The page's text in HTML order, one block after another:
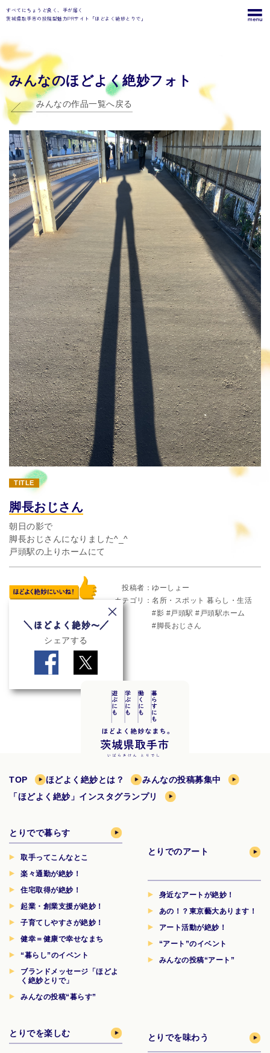
すべてにちょうど良く、手が届く
茨城県取手市の投稿型魅力PRサイト「ほどよく絶妙とりで」
みんなのほどよく絶妙フォト
みんなの作品一覧へ戻る
TITLE
脚長おじさん
朝日の影で
脚長おじさんになりました^_^
戸頭駅の上りホームにて
シェアする
投稿者
ゆーしょー
カテゴリ
名所・スポット 暮らし・生活
影
戸頭駅
戸頭駅ホーム
脚長おじさん
TOP ほどよく絶妙とは？
みんなの投稿募集中
「ほどよく絶妙」インスタグランプリ
とりでで暮らす
取手ってこんなとこ
楽々通勤が絶妙！
住宅取得が絶妙！
起業・創業支援が絶妙！
子育てしやすさが絶妙！
健幸＝健康で幸せなまち
“暮らし”のイベント
ブランドメッセージ「ほどよ
く絶妙とりで」
みんなの投稿“暮らす”
とりでのアート
身近なアートが絶妙！
あの！？東京藝大あります！
アート活動が絶妙！
“アート”のイベント
みんなの投稿“アート”
とりでを楽しむ とりでを味わう